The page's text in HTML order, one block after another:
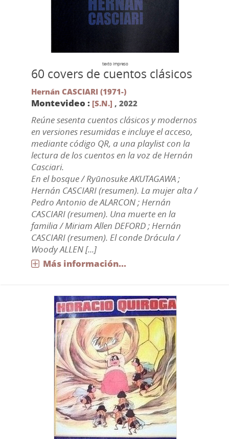
texto impreso
60 covers de cuentos clásicos
Hernán CASCIARI (1971-)
Montevideo : [S.N.] , 2022
Reúne sesenta cuentos clásicos y modernos
en versiones resumidas e incluye el acceso,
mediante código QR, a una playlist con la
lectura de los cuentos en la voz de Hernán
Casciari.
En el bosque / Ryūnosuke AKUTAGAWA ;
Hernán CASCIARI (resumen). La mujer alta /
Pedro Antonio de ALARCON ; Hernán
CASCIARI (resumen). Una muerte en la
familia / Miriam Allen DEFORD ; Hernán
CASCIARI (resumen). El conde Drácula /
Woody ALLEN [...]
Más información...